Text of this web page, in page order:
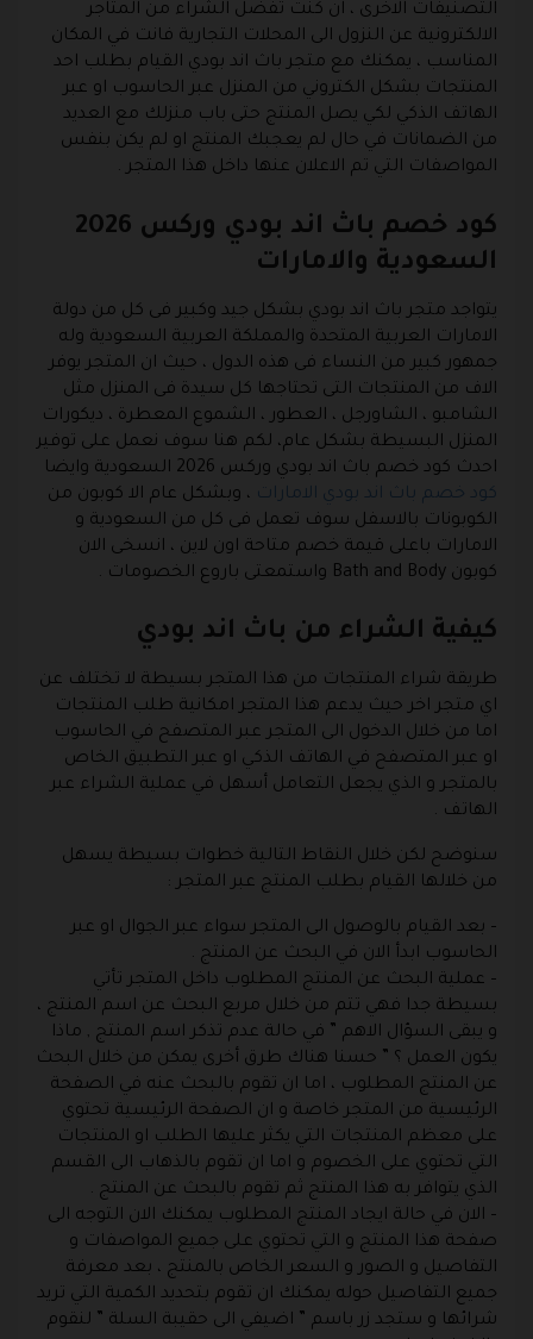
التصنيفات الاخرى ، ان كنت تفضل الشراء من المتاجر
الالكترونية عن النزول الى المحلات التجارية فانت في المكان
المناسب ، يمكنك مع متجر باث اند بودي القيام بطلب احد
المنتجات بشكل الكتروني من المنزل عبر الحاسوب او عبر
الهاتف الذكي لكي يصل المنتج حتى باب منزلك مع العديد
من الضمانات في حال لم يعجبك المنتج او لم يكن بنفس
المواصفات التي تم الاعلان عنها داخل هذا المتجر .
كود خصم باث اند بودي وركس 2026
السعودية والامارات
يتواجد متجر باث اند بودي بشكل جيد وكبير فى كل من دولة
الامارات العربية المتحدة والمملكة العربية السعودية وله
جمهور كبير من النساء فى هذه الدول ، حيث ان المتجر يوفر
الاف من المنتجات التى تحتاجها كل سيدة فى المنزل مثل
الشامبو ، الشاورجل ، العطور ، الشموع المعطرة ، ديكورات
المنزل البسيطة بشكل عام، لكم هنا سوف نعمل على توفير
احدث كود خصم باث اند بودي وركس 2026 السعودية وايضا
كود خصم باث اند بودي الامارات ، وبشكل عام الا كوبون من
الكوبونات بالاسفل سوف تعمل فى كل من السعودية و
الامارات باعلى قيمة خصم متاحة اون لاين ، انسخى الان
كوبون Bath and Body واستمعتى باروع الخصومات .
كيفية الشراء من باث اند بودي
طريقة شراء المنتجات من هذا المتجر بسيطة لا تختلف عن
اي متجر اخر حيث يدعم هذا المتجر امكانية طلب المنتجات
اما من خلال الدخول الى المتجر عبر المتصفح في الحاسوب
او عبر المتصفح في الهاتف الذكي او عبر التطبيق الخاص
بالمتجر و الذي يجعل التعامل أسهل في عملية الشراء عبر
الهاتف .
سنوضح لكن خلال النقاط التالية خطوات بسيطة يسهل
من خلالها القيام بطلب المنتج عبر المتجر :
– بعد القيام بالوصول الى المتجر سواء عبر الجوال او عبر
الحاسوب ابدأ الان في البحث عن المنتج .
– عملية البحث عن المنتج المطلوب داخل المتجر تأتي
بسيطة جدا فهي تتم من خلال مربع البحث عن اسم المنتج ،
و يبقى السؤال الاهم ” في حالة عدم تذكر اسم المنتج , ماذا
يكون العمل ؟ ” حسنا هناك طرق أخرى يمكن من خلال البحث
عن المنتج المطلوب ، اما ان تقوم بالبحث عنه في الصفحة
الرئيسية من المتجر خاصة و ان الصفحة الرئيسية تحتوي
على معظم المنتجات التي يكثر عليها الطلب او المنتجات
التي تحتوي على الخصوم و اما ان تقوم بالذهاب الى القسم
الذي يتوافر به هذا المنتج ثم تقوم بالبحث عن المنتج .
– الان في حالة ايجاد المنتج المطلوب يمكنك الان التوجه الى
صفحة هذا المنتج و التي تحتوي على جميع المواصفات و
التفاصيل و الصور و السعر الخاص بالمنتج ، بعد معرفة
جميع التفاصيل حوله يمكنك ان تقوم بتحديد الكمية التي تريد
شرائها و ستجد زر باسم ” اضيفي الى حقيبة السلة ” لنقوم